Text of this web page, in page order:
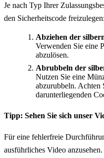
Je nach Typ Ihrer
den Sicherheitscode freizulegen:
Abziehen der
Verwenden Sie eine
abzulösen.
Abrubbeln der
Nutzen Sie eine
abzurubbeln. Achten
darunterliegenden
Tipp: Sehen Sie sich unser
Für eine fehlerfreie
ausführliches Video